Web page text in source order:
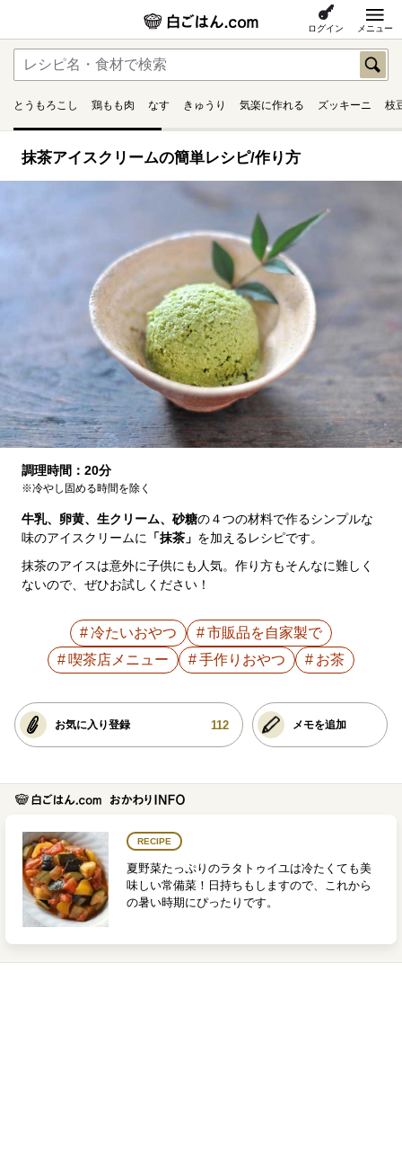
ログイン メニュー
とうもろこし 鶏もも肉 なす きゅうり 気楽に作れる ズッキーニ 枝
抹茶アイスクリームの簡単レシピ/作り方
調理時間：20分
※冷やし固める時間を除く
牛乳、卵黄、生クリーム、砂糖の４つの材料で作るシンプルな
味のアイスクリームに 「抹茶」 を加えるレシピです。
抹茶のアイスは意外に子供にも人気。作り方もそんなに難しく
ないので、ぜひお試しください！
冷たいおやつ
市販品を自家製で
喫茶店メニュー
手作りおやつ お茶
お気に入り登録 112 メモを追加
RECIPE
夏野菜たっぷりのラタトゥイユは冷たくても美
味しい常備菜！日持ちもしますので、これから
の暑い時期にぴったりです。